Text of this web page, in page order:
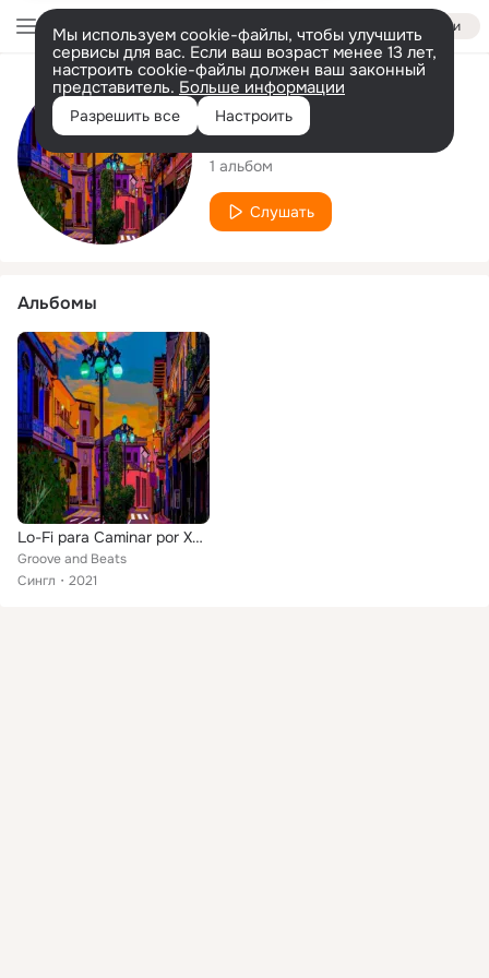
Войти
Мы используем cookie-файлы, чтобы улучшить
сервисы для вас. Если ваш возраст менее 13 лет,
настроить cookie-файлы должен ваш законный
представитель. Больше информации
Разрешить все Настроить
Исполнитель
Groove and Beats
1 альбом
Слушать
Альбомы
Lo-Fi para Caminar por Xalapa
Groove and Beats
Сингл
2021